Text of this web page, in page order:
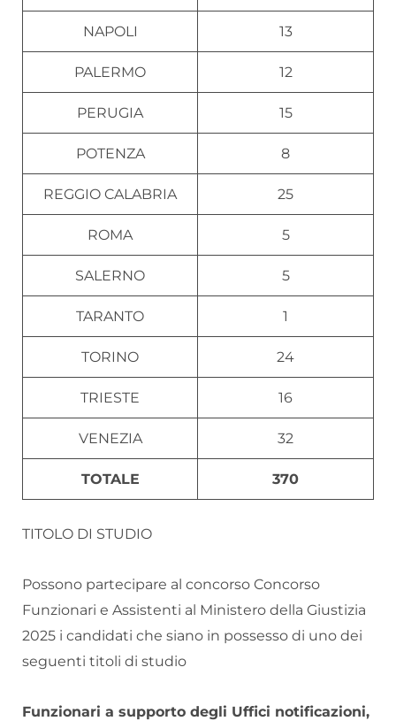
NAPOLI 13
PALERMO 12
PERUGIA 15
POTENZA 8
REGGIO CALABRIA 25
ROMA 5
SALERNO 5
TARANTO 1
TORINO 24
TRIESTE 16
VENEZIA 32
TOTALE 370
TITOLO DI STUDIO
Possono partecipare al concorso Concorso
Funzionari e Assistenti al Ministero della Giustizia
2025 i candidati che siano in possesso di uno dei
seguenti titoli di studio
Funzionari a supporto degli Uffici notificazioni,